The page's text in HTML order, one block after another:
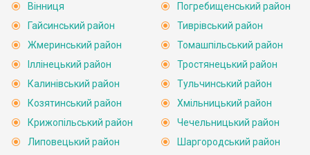
Вінниця
Гайсинський район
Жмеринський район
Іллінецький район
Калинівський район
Козятинський район
Крижопільський район
Липовецький район
Погребищенський район
Тиврівський район
Томашпільський район
Тростянецький район
Тульчинський район
Хмільницький район
Чечельницький район
Шаргородський район